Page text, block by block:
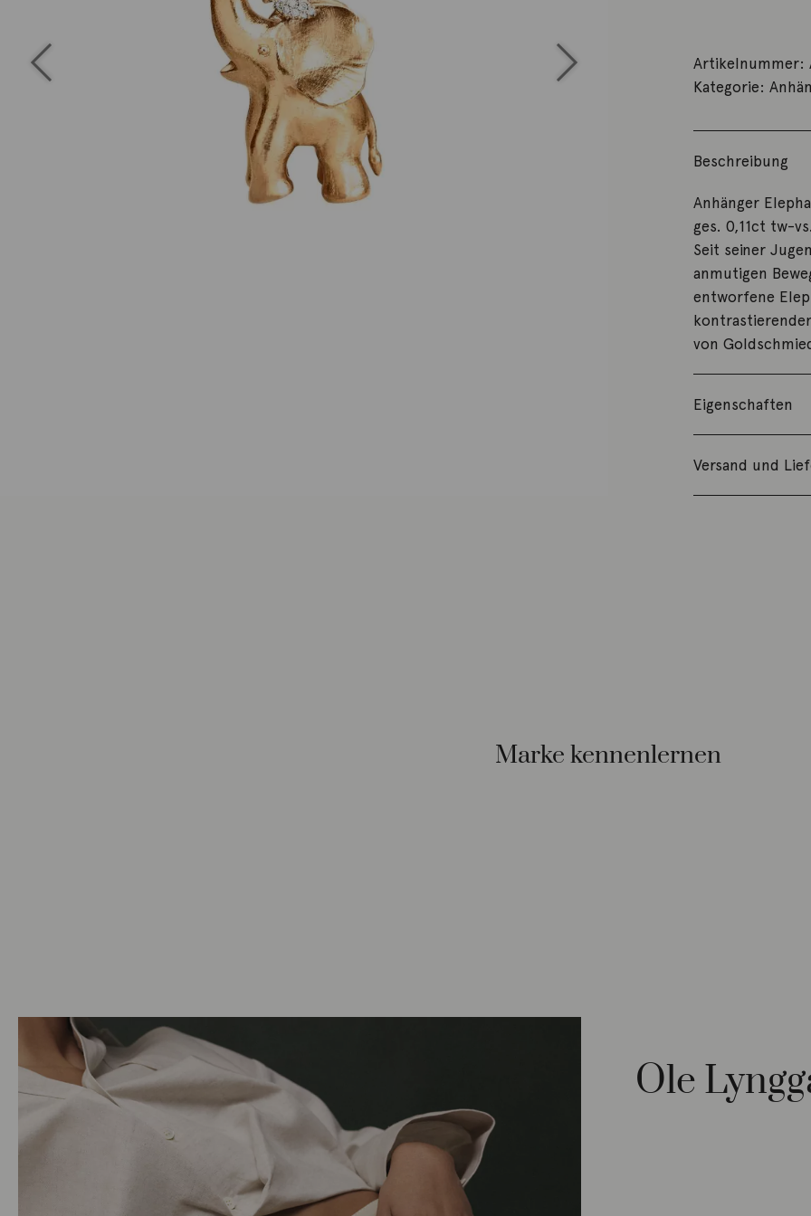
Artikelnummer:
Kategorie:
Beschreibung
Anhänger
ges. 0,11ct tw-
Seit seiner
anmutigen
entworfene
von
Eigenschaften
Versand und
Marke kennenlernen
Ole